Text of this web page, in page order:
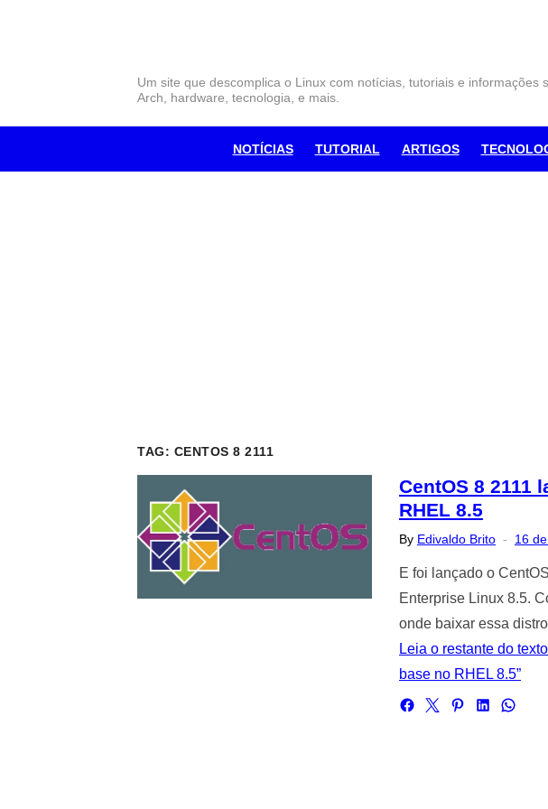
Um site que descomplica o Linux com notícias, tutoriais e informações
Arch, hardware, tecnologia, e mais.
NOTÍCIAS TUTORIAL ARTIGOS
TAG: CENTOS 8 2111
CentOS 8 2111
RHEL 8.5
By Edivaldo Brito 16
E foi lançado o
Enterprise Linux 8.5.
onde baixar essa
Leia o restante do
base no RHEL 8.5”